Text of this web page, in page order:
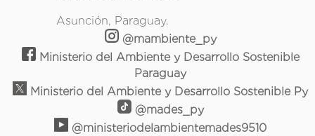
Asunción, Paraguay.
@mambiente_py
Ministerio del Ambiente y Desarrollo Sostenible
Paraguay
Ministerio del Ambiente y Desarrollo Sostenible Py
@mades_py
@ministeriodelambientemades9510